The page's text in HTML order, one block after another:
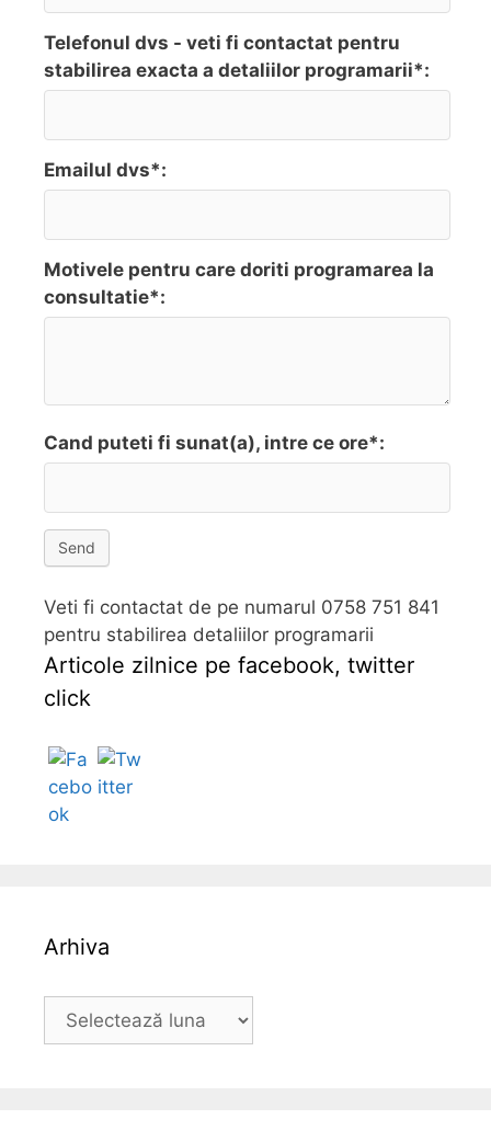
Telefonul dvs - veti fi contactat pentru
stabilirea exacta a detaliilor programarii*:
Emailul dvs*:
Motivele pentru care doriti programarea la
consultatie*:
Cand puteti fi sunat(a), intre ce ore*:
Send
Veti fi contactat de pe numarul 0758 751 841
pentru stabilirea detaliilor programarii
Articole zilnice pe facebook, twitter
click
Arhiva